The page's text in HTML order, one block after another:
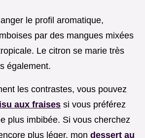
le profil aromatique,
par des mangues mixées
Le citron se marie très
également.
les contrastes, vous pouvez
aux fraises si vous préférez
plus imbibée. Si vous cherchez
plus léger, mon dessert au